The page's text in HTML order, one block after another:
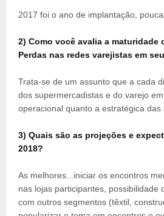
2017 foi o ano de implantação,
2) Como você avalia a maturidade
Perdas nas redes varejistas em
Trata-se de um assunto que a cada
dos supermercadistas e do varejo
operacional quanto a estratégica das
3) Quais são as projeções e
2018?
As melhores...iniciar os encontros
nas lojas participantes, possibilidade
com outros segmentos (têxtil,